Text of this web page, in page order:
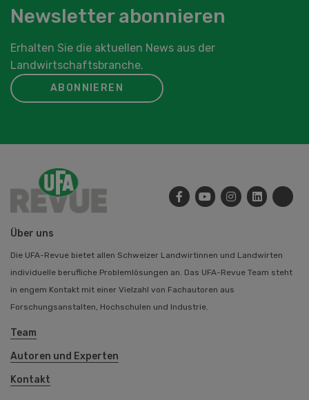
Newsletter abonnieren
Erhalten Sie die aktuellen News aus der
Landwirtschaftsbranche.
ABONNIEREN
Über uns
Die UFA-Revue bietet allen Schweizer Landwirtinnen und Landwirten
individuelle berufliche Problemlösungen an. Das UFA-Revue Team steht
in engem Kontakt mit einer Vielzahl von Fachautoren aus
Forschungsanstalten, Hochschulen und Industrie.
Team
Autoren und Experten
Kontakt